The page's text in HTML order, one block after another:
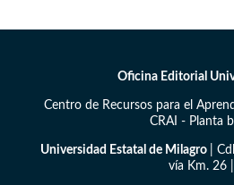
Oficina Editorial
Centro de Recursos para el
CRAI - Planta
Universidad Estatal de Milagro
|
vía Km. 26 |